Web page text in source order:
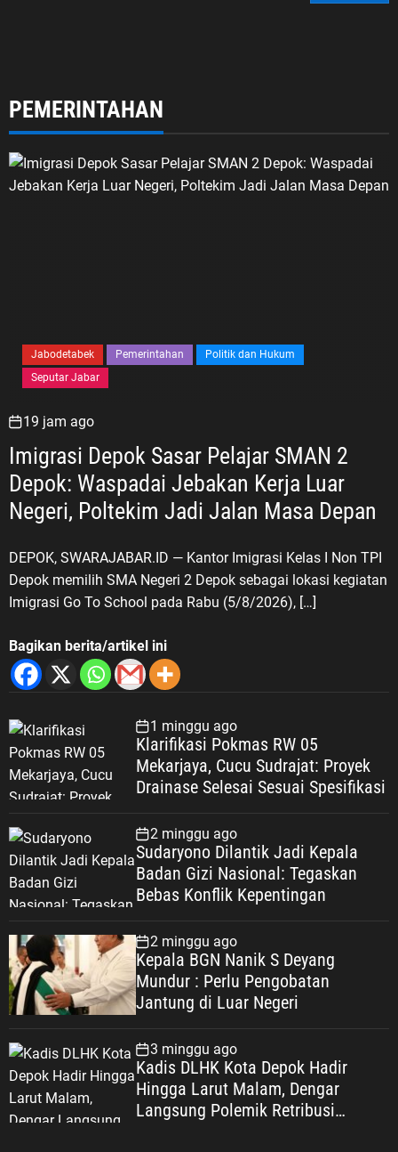
PEMERINTAHAN
Jabodetabek Pemerintahan
Politik dan Hukum
Seputar Jabar
19 jam ago
Imigrasi Depok Sasar Pelajar SMAN 2
Depok: Waspadai Jebakan Kerja Luar
DEPOK, SWARAJABAR.ID — Kantor Imigrasi Kelas I Non TPI
Depok memilih SMA Negeri 2 Depok sebagai lokasi kegiatan
Imigrasi Go To School pada Rabu (5/8/2026), […]
Bagikan berita/artikel ini
1 minggu ago
Klarifikasi Pokmas RW 05
Mekarjaya, Cucu Sudrajat: Proyek
Drainase Selesai Sesuai Spesifikasi
2 minggu ago
Sudaryono Dilantik Jadi Kepala
Badan Gizi Nasional: Tegaskan
Bebas Konflik Kepentingan
2 minggu ago
Kepala BGN Nanik S Deyang
Mundur : Perlu Pengobatan
Jantung di Luar Negeri
3 minggu ago
Kadis DLHK Kota Depok Hadir
Hingga Larut Malam, Dengar
Langsung Polemik Retribusi